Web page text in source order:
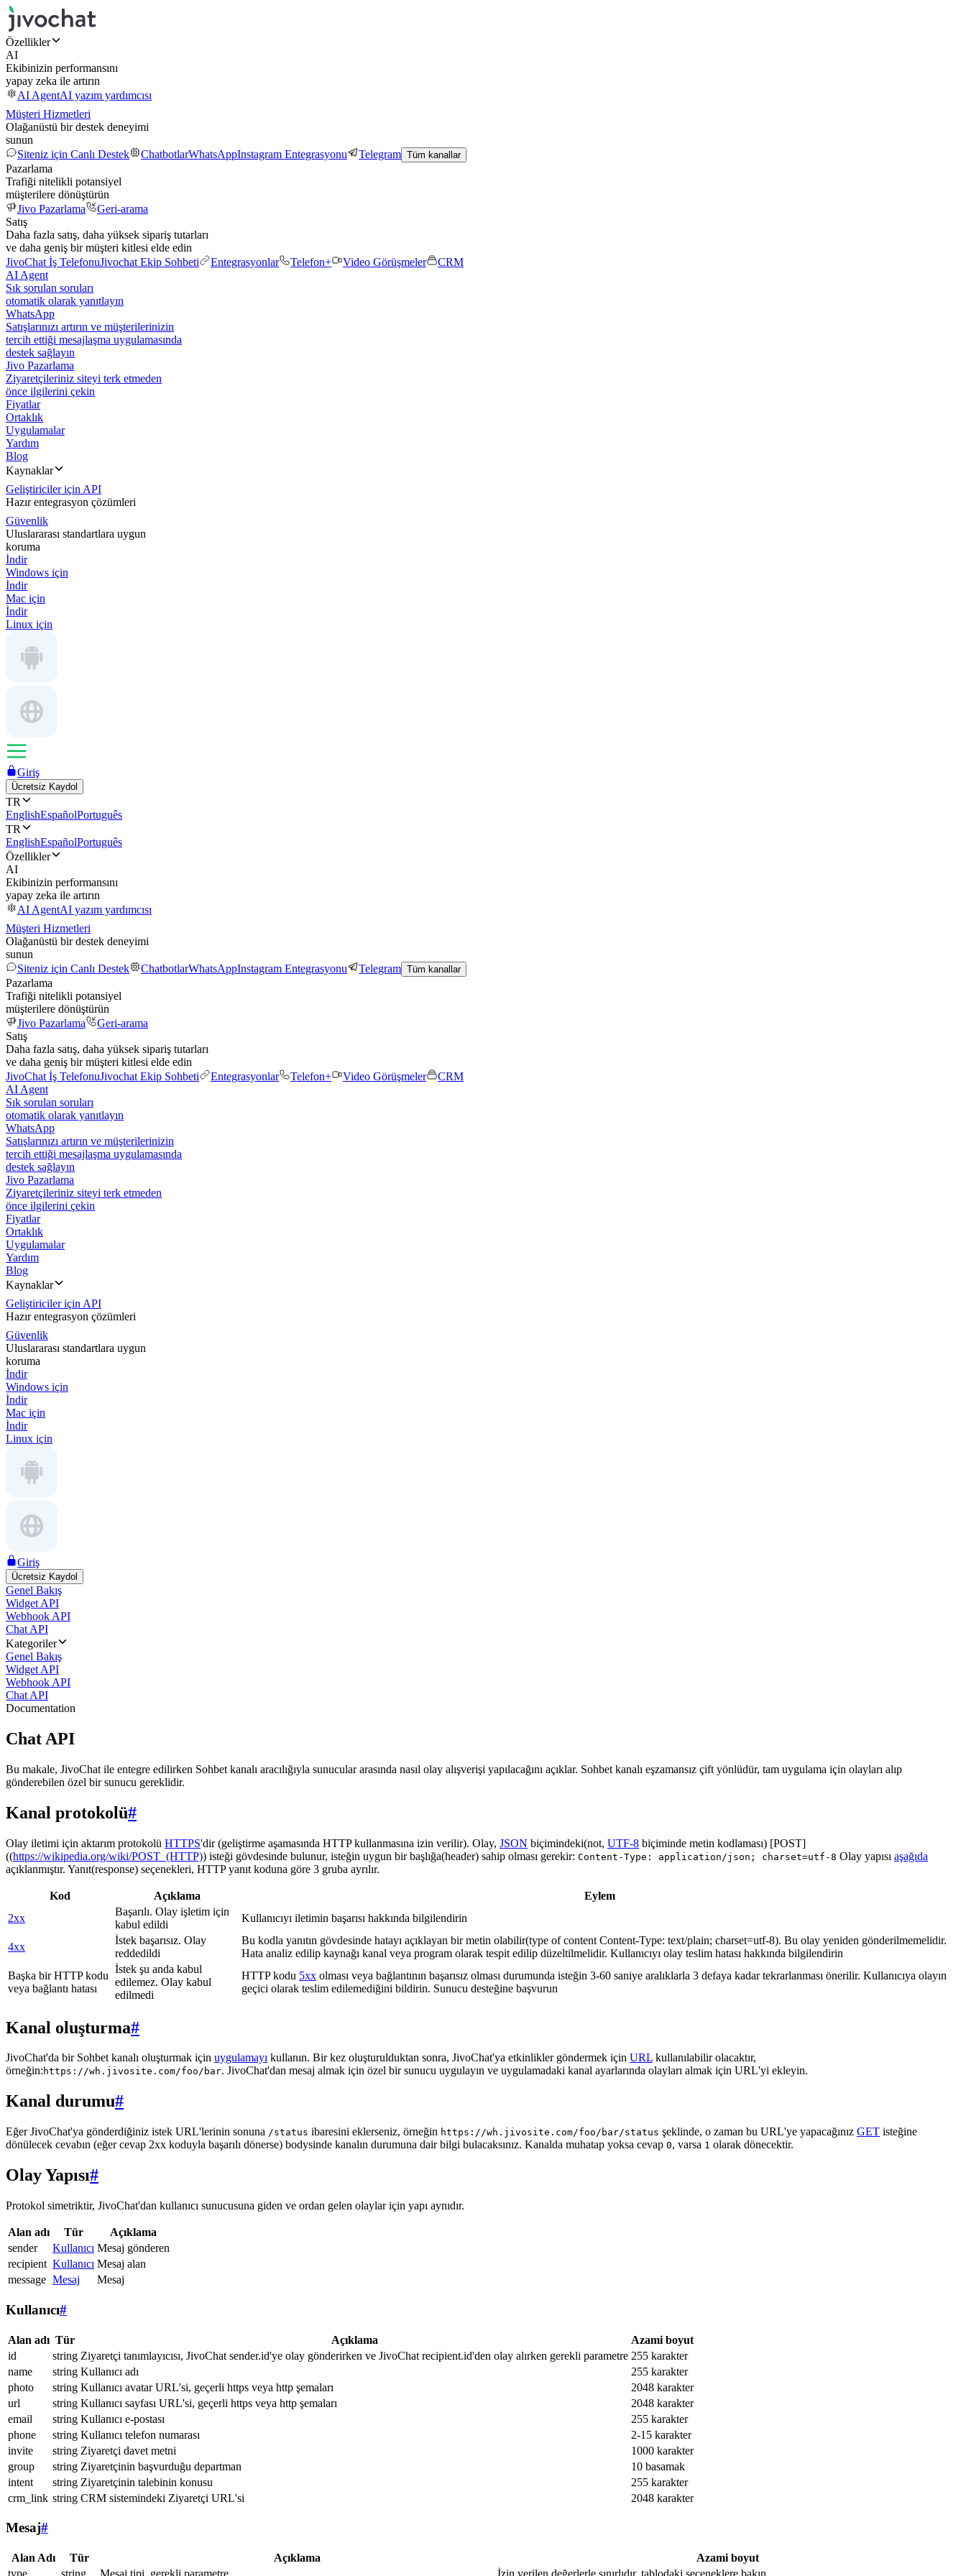
Özellikler
AI
Ekibinizin performansını
yapay zeka ile artırın
AI AgentAI yazım yardımcısı
Müşteri Hizmetleri
Olağanüstü bir destek deneyimi
sunun
Siteniz için Canlı Destek
ChatbotlarWhatsAppInstagram Entegrasyonu Telegram Tüm kanallar
Pazarlama
Trafiği nitelikli potansiyel
müşterilere dönüştürün
Jivo Pazarlama
Geri-arama
Satış
Daha fazla satış, daha yüksek sipariş tutarları
ve daha geniş bir müşteri kitlesi elde edin
JivoChat İş TelefonuJivochat Ekip Sohbeti Entegrasyonlar Telefon+ Video Görüşmeler
CRM
AI Agent
Sık sorulan soruları
otomatik olarak yanıtlayın
WhatsApp
Satışlarınızı artırın ve müşterilerinizin
tercih ettiği mesajlaşma uygulamasında
destek sağlayın
Jivo Pazarlama
Ziyaretçileriniz siteyi terk etmeden
önce ilgilerini çekin
Fiyatlar
Ortaklık
Uygulamalar
Yardım
Blog
Kaynaklar
Geliştiriciler için API
Hazır entegrasyon çözümleri
Güvenlik
Uluslararası standartlara uygun
koruma
İndir
Windows için
İndir
Mac için
İndir
Linux için
Giriş
Ücretsiz Kaydol
TR
EnglishEspañolPortuguês
TR
EnglishEspañolPortuguês
Özellikler
AI
Ekibinizin performansını
yapay zeka ile artırın
AI AgentAI yazım yardımcısı
Müşteri Hizmetleri
Olağanüstü bir destek deneyimi
sunun
Siteniz için Canlı Destek
ChatbotlarWhatsAppInstagram Entegrasyonu Telegram Tüm kanallar
Pazarlama
Trafiği nitelikli potansiyel
müşterilere dönüştürün
Jivo Pazarlama
Geri-arama
Satış
Daha fazla satış, daha yüksek sipariş tutarları
ve daha geniş bir müşteri kitlesi elde edin
JivoChat İş TelefonuJivochat Ekip Sohbeti Entegrasyonlar Telefon+ Video Görüşmeler
CRM
AI Agent
Sık sorulan soruları
otomatik olarak yanıtlayın
WhatsApp
Satışlarınızı artırın ve müşterilerinizin
tercih ettiği mesajlaşma uygulamasında
destek sağlayın
Jivo Pazarlama
Ziyaretçileriniz siteyi terk etmeden
önce ilgilerini çekin
Fiyatlar
Ortaklık
Uygulamalar
Yardım
Blog
Kaynaklar
Geliştiriciler için API
Hazır entegrasyon çözümleri
Güvenlik
Uluslararası standartlara uygun
koruma
İndir
Windows için
İndir
Mac için
İndir
Linux için
Giriş
Ücretsiz Kaydol
Genel Bakış
Widget API
Webhook API
Chat API
Kategoriler
Genel Bakış
Widget API
Webhook API
Chat API
Documentation
Chat API
Bu makale, JivoChat ile entegre edilirken Sohbet kanalı aracılığıyla sunucular arasında nasıl olay alışverişi yapılacağını açıklar. Sohbet kanalı eşzamansız çift yönlüdür, tam uygulama için olayları alıp
gönderebilen özel bir sunucu gereklidir.
Kanal protokolü#
Olay iletimi için aktarım protokolü HTTPS'dir (geliştirme aşamasında HTTP kullanmasına izin verilir). Olay, JSON biçimindeki(not, UTF-8 biçiminde metin kodlaması) [POST]
((https://wikipedia.org/wiki/POST_(HTTP)) isteği gövdesinde bulunur, isteğin uygun bir başlığa(header) sahip olması gerekir: Content-Type: application/json; charset=utf-8 Olay yapısı aşağıda
açıklanmıştır. Yanıt(response) seçenekleri, HTTP yanıt koduna göre 3 gruba ayrılır.
Kod Açıklama
Eylem
2xx
Başarılı. Olay işletim için
kabul edildi
Kullanıcıyı iletimin başarısı hakkında bilgilendirin
4xx
İstek başarısız. Olay
reddedildi
Bu kodla yanıtın gövdesinde hatayı açıklayan bir metin olabilir(type of content Content-Type: text/plain; charset=utf-8). Bu olay yeniden gönderilmemelidir.
Hata analiz edilip kaynağı kanal veya program olarak tespit edilip düzeltilmelidir. Kullanıcıyı olay teslim hatası hakkında bilgilendirin
Başka bir HTTP kodu
veya bağlantı hatası
İstek şu anda kabul
edilemez. Olay kabul
edilmedi
HTTP kodu 5xx olması veya bağlantının başarısız olması durumunda isteğin 3-60 saniye aralıklarla 3 defaya kadar tekrarlanması önerilir. Kullanıcıya olayın
geçici olarak teslim edilemediğini bildirin. Sunucu desteğine başvurun
Kanal oluşturma#
JivoChat'da bir Sohbet kanalı oluşturmak için uygulamayı kullanın. Bir kez oluşturulduktan sonra, JivoChat'ya etkinlikler göndermek için URL kullanılabilir olacaktır,
örneğin: https://wh.jivosite.com/foo/bar. JivoChat'dan mesaj almak için özel bir sunucu uygulayın ve uygulamadaki kanal ayarlarında olayları almak için URL'yi ekleyin.
Kanal durumu#
Eğer JivoChat'ya gönderdiğiniz istek URL'lerinin sonuna /status ibaresini eklerseniz, örneğin https://wh.jivosite.com/foo/bar/status şeklinde, o zaman bu URL'ye yapacağınız GET isteğine
dönülecek cevabın (eğer cevap 2xx koduyla başarılı dönerse) bodysinde kanalın durumuna dair bilgi bulacaksınız. Kanalda muhatap yoksa cevap 0, varsa 1 olarak dönecektir.
Olay Yapısı#
Protokol simetriktir, JivoChat'dan kullanıcı sunucusuna giden ve ordan gelen olaylar için yapı aynıdır.
Alan adı Tür
Açıklama
sender
Kullanıcı Mesaj gönderen
recipient Kullanıcı Mesaj alan
message Mesaj Mesaj
Kullanıcı#
Alan adı Tür Açıklama
Azami boyut
id
string Ziyaretçi tanımlayıcısı, JivoChat sender.id'ye olay gönderirken ve JivoChat recipient.id'den olay alırken gerekli parametre 255 karakter
name
string Kullanıcı adı
255 karakter
photo
string Kullanıcı avatar URL'si, geçerli https veya http şemaları
2048 karakter
url
string Kullanıcı sayfası URL'si, geçerli https veya http şemaları
2048 karakter
email
string Kullanıcı e-postası
255 karakter
phone
string Kullanıcı telefon numarası
2-15 karakter
invite
string Ziyaretçi davet metni
1000 karakter
group
string Ziyaretçinin başvurduğu departman
10 basamak
intent
string Ziyaretçinin talebinin konusu
255 karakter
crm_link string CRM sistemindeki Ziyaretçi URL'si 2048 karakter
Mesaj#
Alan Adı Tür Açıklama
Azami boyut
type
string Mesaj tipi, gerekli parametre İzin verilen değerlerle sınırlıdır, tablodaki seçeneklere bakın